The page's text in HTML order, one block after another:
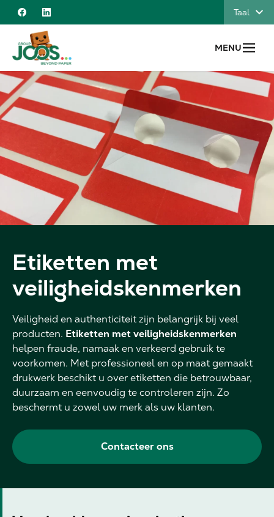
Naar inhoud
MENU
FacebookLinkedin
Taal
Etiketten met
veiligheidskenmerken
Veiligheid en authenticiteit zijn belangrijk bij veel
producten. Etiketten met veiligheidskenmerken
helpen fraude, namaak en verkeerd gebruik te
voorkomen. Met professioneel en op maat gemaakt
drukwerk beschikt u over etiketten die betrouwbaar,
duurzaam en eenvoudig te controleren zijn. Zo
beschermt u zowel uw merk als uw klanten.
Contacteer ons